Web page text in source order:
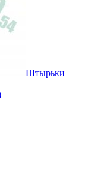
Штырьки